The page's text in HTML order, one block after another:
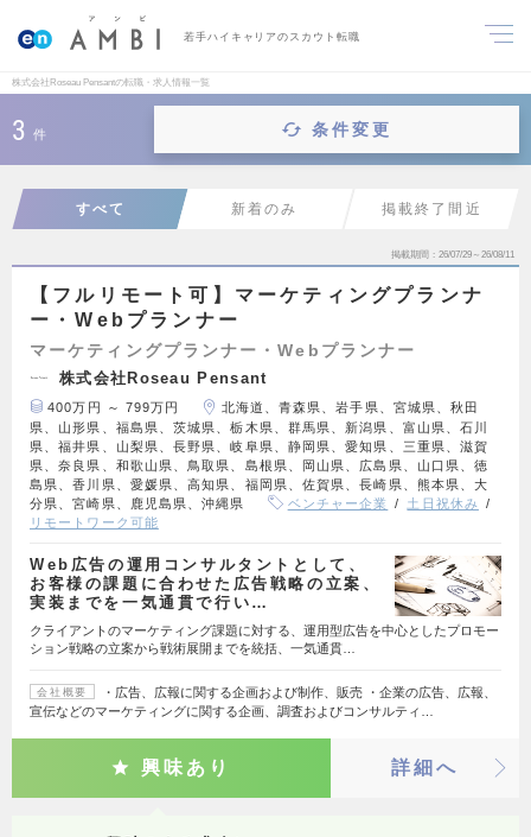
若手ハイキャリアのスカウト転職
株式会社Roseau Pensantの転職・求人情報一覧
3 件 条件変更
すべて 新着のみ 掲載終了間近
掲載期間 26/07/29～26/08/11
【フルリモート可】マーケティングプランナ
ー・Webプランナー
マーケティングプランナー・Webプランナー
株式会社Roseau Pensant
400万円 ～ 799万円
北海道、青森県、岩手県、宮城県、秋田
県、山形県、福島県、茨城県、栃木県、群馬県、新潟県、富山県、石川
県、福井県、山梨県、長野県、岐阜県、静岡県、愛知県、三重県、滋賀
県、奈良県、和歌山県、鳥取県、島根県、岡山県、広島県、山口県、徳
島県、香川県、愛媛県、高知県、福岡県、佐賀県、長崎県、熊本県、大
分県、宮崎県、鹿児島県、沖縄県
ベンチャー企業
土日祝休み
リモートワーク可能
Web広告の運用コンサルタントとして、
お客様の課題に合わせた広告戦略の立案、
実装までを一気通貫で行い…
クライアントのマーケティング課題に対する、運用型広告を中心としたプロモー
ション戦略の立案から戦術展開までを統括、一気通貫…
会社概要
・広告、広報に関する企画および制作、販売 ・企業の広告、広報、
宣伝などのマーケティングに関する企画、調査およびコンサルティ…
興味あり 詳細へ